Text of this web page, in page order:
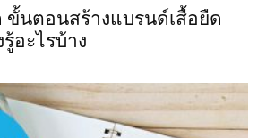
ขั้นตอนสร้างแบรนด์เสื้อยืด
อะไรบ้าง